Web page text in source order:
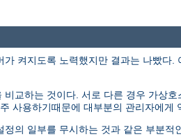
켜지도록 노력했지만 결과는 나빴다.
교하는 것이다. 서로 다른 경우 가상호
사용하기때문에 대부분의 관리자에게
의 일부를 무시하는 것과 같은 부분적